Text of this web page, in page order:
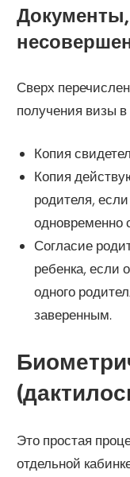
Сверх
получения визы
Копия
Копия
родителя,
одновременно
Согласие
ребенка, если
одного
заверенным.
Это простая
отдельной